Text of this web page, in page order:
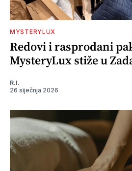
MYSTERYLUX
Redovi i rasprodani
MysteryLux stiže u
R.I.
26 siječnja 2026